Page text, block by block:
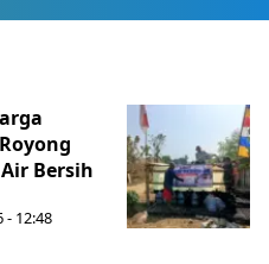
Bersih
- 12:48